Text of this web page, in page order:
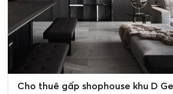
Cho thuê gấp shophouse khu D